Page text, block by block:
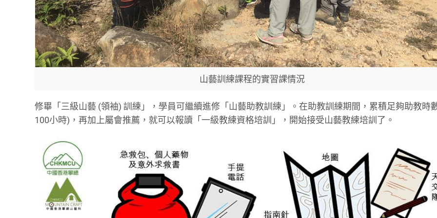
山藝訓練課程的實習課情況
修畢「三級山藝 (領袖) 訓練」，學員可繼續進修「山藝助教訓練」。在助教訓練期間，累積足夠助教時
100小時)，再加上屬會推薦，就可以報讀「一級教練資格培訓」，開始接受山藝教練培訓了。